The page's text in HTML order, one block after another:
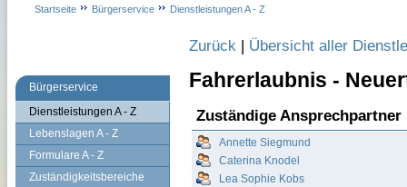
Bürgerservice
Dienstleistungen A - Z
Lebenslagen A - Z
Formulare A - Z
Zuständigkeitsbereiche
Zurück | Übersicht aller
Fahrerlaubnis -
Zuständige Ansprechpartner
Annette Siegmund
Caterina Knodel
Lea Sophie Kobs
Startseite Bürgerservice Dienstleistungen A - Z